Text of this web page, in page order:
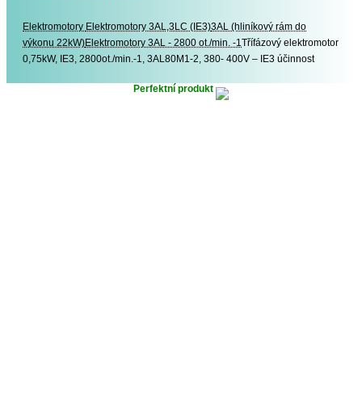
Elektromotory Elektromotory
Elektromotory 3AL,3LC (IE3)3AL (hliníkový rám do
výkonu 22kW)Elektromotory 3AL - 2800 ot./min. -1Třífázový elektromotor
0,75kW, IE3, 2800ot./min.-1, 3AL80M1-2, 380- 400V – IE3 účinnost
Perfektní produkt